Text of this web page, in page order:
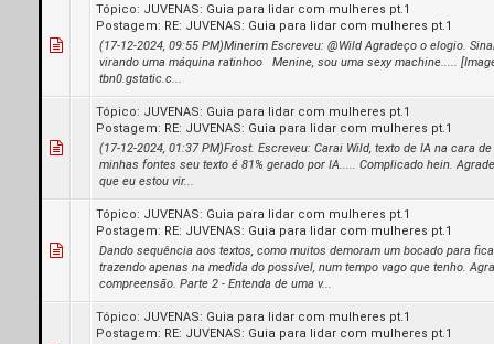
Tópico: JUVENAS: Guia para lidar com mulheres pt.1
Postagem: RE: JUVENAS: Guia para lidar com mulheres pt.1
(17-12-2024, 09:55 PM)Minerim Escreveu: @Wild Agradeço o elogio.
virando uma máquina ratinhoo Menine, sou uma sexy machine.....
tbn0.gstatic.c...
Tópico: JUVENAS: Guia para lidar com mulheres pt.1
Postagem: RE: JUVENAS: Guia para lidar com mulheres pt.1
(17-12-2024, 01:37 PM)Frost. Escreveu: Carai Wild, texto de IA na cara
minhas fontes seu texto é 81% gerado por IA..... Complicado hein.
que eu estou vir...
Tópico: JUVENAS: Guia para lidar com mulheres pt.1
Postagem: RE: JUVENAS: Guia para lidar com mulheres pt.1
Dando sequência aos textos, como muitos demoram um bocado para
trazendo apenas na medida do possível, num tempo vago que tenho.
compreensão. Parte 2 - Entenda de uma v...
Tópico: JUVENAS: Guia para lidar com mulheres pt.1
Postagem: RE: JUVENAS: Guia para lidar com mulheres pt.1